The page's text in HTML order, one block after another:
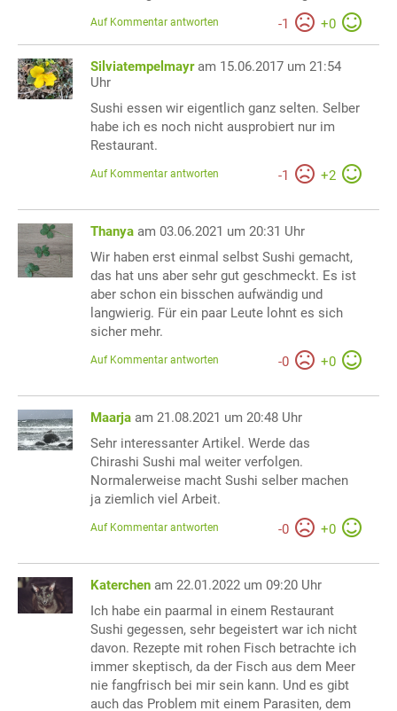
-1 +0
Auf Kommentar antworten
Silviatempelmayr am 15.06.2017 um 21:54
Uhr
Sushi essen wir eigentlich ganz selten. Selber
habe ich es noch nicht ausprobiert nur im
Restaurant.
-1 +2
Auf Kommentar antworten
Thanya am 03.06.2021 um 20:31 Uhr
Wir haben erst einmal selbst Sushi gemacht,
das hat uns aber sehr gut geschmeckt. Es ist
aber schon ein bisschen aufwändig und
langwierig. Für ein paar Leute lohnt es sich
sicher mehr.
-0 +0
Auf Kommentar antworten
Maarja am 21.08.2021 um 20:48 Uhr
Sehr interessanter Artikel. Werde das
Chirashi Sushi mal weiter verfolgen.
Normalerweise macht Sushi selber machen
ja ziemlich viel Arbeit.
-0 +0
Auf Kommentar antworten
Katerchen am 22.01.2022 um 09:20 Uhr
Ich habe ein paarmal in einem Restaurant
Sushi gegessen, sehr begeistert war ich nicht
davon. Rezepte mit rohen Fisch betrachte ich
immer skeptisch, da der Fisch aus dem Meer
nie fangfrisch bei mir sein kann. Und es gibt
auch das Problem mit einem Parasiten, dem